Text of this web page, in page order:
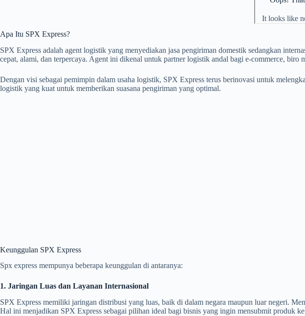
Apa Itu SPX Express?
SPX Express adalah agent logistik yang menyediakan jasa pengiriman domestik sedangkan
cepat, alami, dan terpercaya. Agent ini dikenal untuk partner logistik andal bagi e-commerce, biro
Dengan visi sebagai pemimpin dalam usaha logistik, SPX Express terus berinovasi untuk
logistik yang kuat untuk memberikan suasana pengiriman yang optimal.
Keunggulan SPX Express
Spx express mempunya beberapa keunggulan di antaranya:
1. Jaringan Luas dan Layanan Internasional
SPX Express memiliki jaringan distribusi yang luas, baik di dalam negara maupun luar negeri.
Hal ini menjadikan SPX Express sebagai pilihan ideal bagi bisnis yang ingin mensubmit produk